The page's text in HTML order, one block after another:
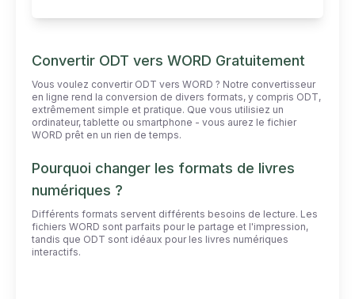
Convertir ODT vers WORD Gratuitement
Vous voulez convertir ODT vers WORD ? Notre convertisseur
en ligne rend la conversion de divers formats, y compris ODT,
extrêmement simple et pratique. Que vous utilisiez un
ordinateur, tablette ou smartphone - vous aurez le fichier
WORD prêt en un rien de temps.
Pourquoi changer les formats de livres
numériques ?
Différents formats servent différents besoins de lecture. Les
fichiers WORD sont parfaits pour le partage et l'impression,
tandis que ODT sont idéaux pour les livres numériques
interactifs.